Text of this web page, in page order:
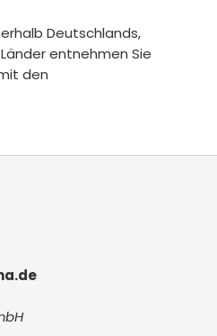
Deutschlands,
entnehmen Sie
den